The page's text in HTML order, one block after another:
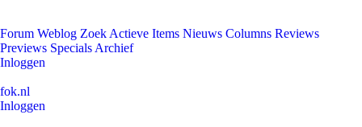
Forum Weblog Zoek Actieve Items Nieuws Columns Reviews
Previews Specials Archief
Inloggen
fok.nl
Inloggen